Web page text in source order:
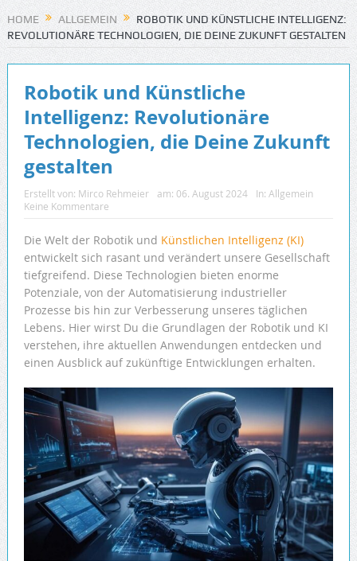
HOME ALLGEMEIN
ROBOTIK UND KÜNSTLICHE INTELLIGENZ:
REVOLUTIONÄRE TECHNOLOGIEN, DIE DEINE ZUKUNFT GESTALTEN
Robotik und Künstliche
Intelligenz: Revolutionäre
Technologien, die Deine Zukunft
gestalten
Erstellt von: Mirco Rehmeier am: 06. August 2024 In: Allgemein
Keine Kommentare
Die Welt der Robotik und Künstlichen Intelligenz (KI)
entwickelt sich rasant und verändert unsere Gesellschaft
tiefgreifend. Diese Technologien bieten enorme
Potenziale, von der Automatisierung industrieller
Prozesse bis hin zur Verbesserung unseres täglichen
Lebens. Hier wirst Du die Grundlagen der Robotik und KI
verstehen, ihre aktuellen Anwendungen entdecken und
einen Ausblick auf zukünftige Entwicklungen erhalten.